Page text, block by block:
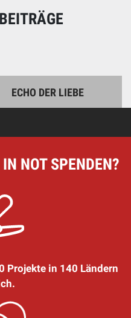
ECHO DER LIEBE
NOT SPENDEN?
Projekte in 140 Ländern